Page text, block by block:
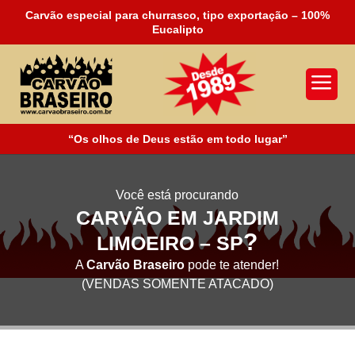
Carvão especial para churrasco, tipo exportação – 100%
Eucalipto
a
“Os olhos de Deus estão em todo lugar”
Você está procurando
CARVÃO EM JARDIM
LIMOEIRO – SP?
ACarvão Braseiro pode te atender!
(VENDAS SOMENTE ATACADO)